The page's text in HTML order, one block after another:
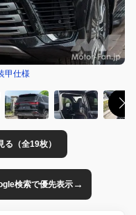
甲仕様
（全19枚）
検索で優先表示→